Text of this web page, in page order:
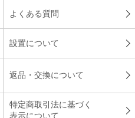
よくある質問
設置について
返品・交換について
特定商取引法に基づく
表示について